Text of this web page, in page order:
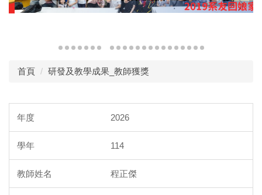
首頁 研發及教學成果_教師獲獎
2026
114
程正傑